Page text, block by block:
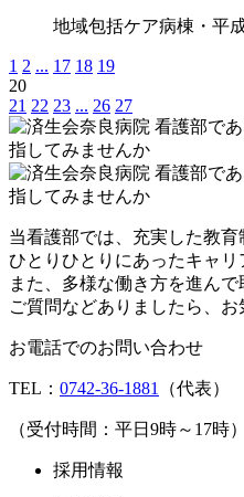
地域包括ケア病棟・平
1 2 ... 17 18 19
20
21 22 23 ... 26 27
当看護部では、充実した教育
ひとりひとりにあったキャリ
また、多様な働き方を進んで
ご質問などありましたら、
お電話でのお問い合わせ
TEL： 0742-36-1881 （代表）
（受付時間：平日9時～17時）
採用情報